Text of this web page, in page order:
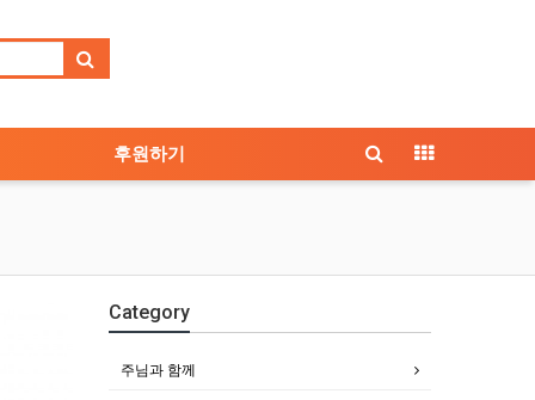
후원하기
Category
주님과 함께